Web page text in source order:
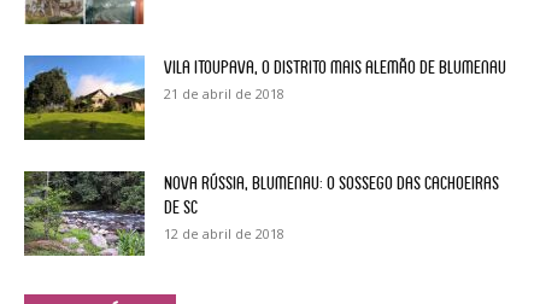
Vila Itoupava, o Distrito mais alemão de Blumenau
21 de abril de 2018
Nova Rússia, Blumenau: o sossego das cachoeiras
de SC
12 de abril de 2018